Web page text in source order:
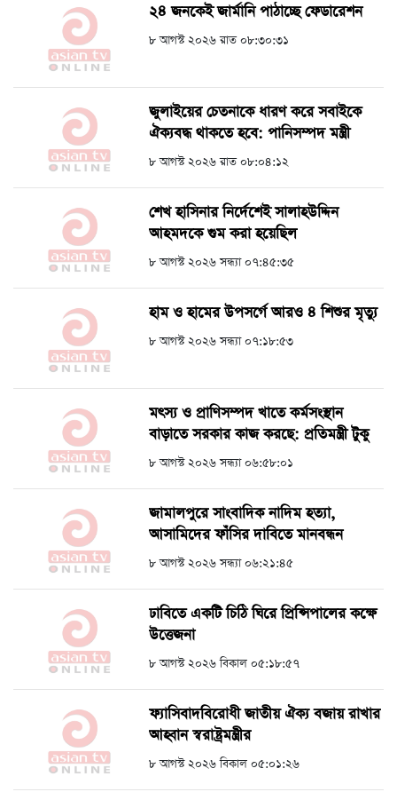
২৪ জনকেই জার্মানি পাঠাচ্ছে ফেডারেশন
৮ আগস্ট ২০২৬ রাত ০৮:৩০:৩১
জুলাইয়ের চেতনাকে ধারণ করে সবাইকে
ঐক্যবদ্ধ থাকতে হবে: পানিসম্পদ মন্ত্রী
৮ আগস্ট ২০২৬ রাত ০৮:০৪:১২
শেখ হাসিনার নির্দেশেই সালাহউদ্দিন
আহমদকে গুম করা হয়েছিল
৮ আগস্ট ২০২৬ সন্ধ্যা ০৭:৪৫:৩৫
হাম ও হামের উপসর্গে আরও ৪ শিশুর মৃত্যু
৮ আগস্ট ২০২৬ সন্ধ্যা ০৭:১৮:৫৩
মৎস্য ও প্রাণিসম্পদ খাতে কর্মসংস্থান
বাড়াতে সরকার কাজ করছে: প্রতিমন্ত্রী টুকু
৮ আগস্ট ২০২৬ সন্ধ্যা ০৬:৫৮:০১
জামালপুরে সাংবাদিক নাদিম হত্যা,
আসামিদের ফাঁসির দাবিতে মানবন্ধন
৮ আগস্ট ২০২৬ সন্ধ্যা ০৬:২১:৪৫
ঢাবিতে একটি চিঠি ঘিরে প্রিন্সিপালের কক্ষে
উত্তেজনা
৮ আগস্ট ২০২৬ বিকাল ০৫:১৮:৫৭
ফ্যাসিবাদবিরোধী জাতীয় ঐক্য বজায় রাখার
আহ্বান স্বরাষ্ট্রমন্ত্রীর
৮ আগস্ট ২০২৬ বিকাল ০৫:০১:২৬